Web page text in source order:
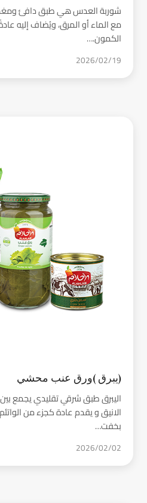
شوربة العدس هي طبق دافئ
مع الماء أو المرق، ويُضاف إليه
الكمون.…
2026/02/19
(يبرق )ورق عنب محشي
اليبرق طبق شرقي تقليدي يجمع بين
الانيق و يقدم عادة كجزء من
بخفت…
2026/02/02